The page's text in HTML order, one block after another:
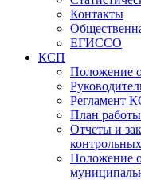
Контакты
ЕГИССО
КСП
Положение
Регламент
План
Отчеты и
Положение